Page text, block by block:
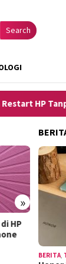
Search
HP Tanpa
»
Trik
Diri
Terdengar
BERITA